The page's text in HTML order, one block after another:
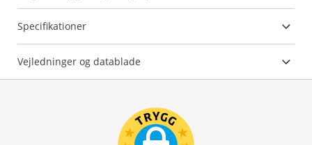
Specifikationer
Vejledninger og datablade